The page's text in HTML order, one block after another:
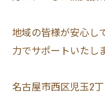
地域の皆様が安心し
力でサポートいたし
名古屋市西区児玉2